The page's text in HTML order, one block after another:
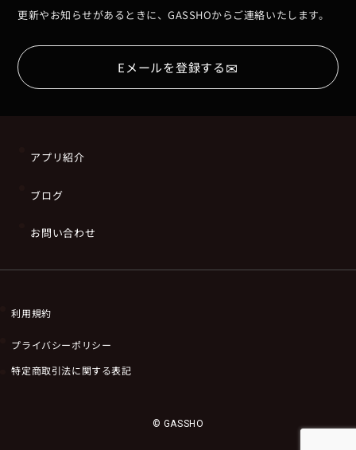
更新やお知らせがあるときに、GASSHOからご連絡いたします。
Eメールを登録する✉
アプリ紹介
ブログ
お問い合わせ
利用規約
プライバシーポリシー
特定商取引法に関する表記
© GASSHO